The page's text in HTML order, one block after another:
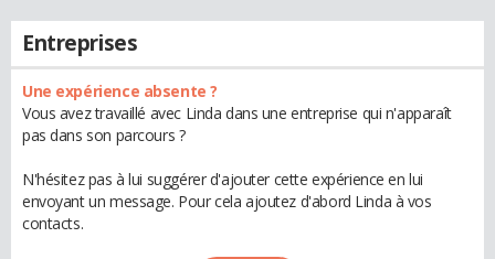
Entreprises
Une expérience absente ?
Vous avez travaillé avec Linda dans une entreprise qui n'apparaît
pas dans son parcours ?
N'hésitez pas à lui suggérer d'ajouter cette expérience en lui
envoyant un message. Pour cela ajoutez d'abord Linda à vos
contacts.